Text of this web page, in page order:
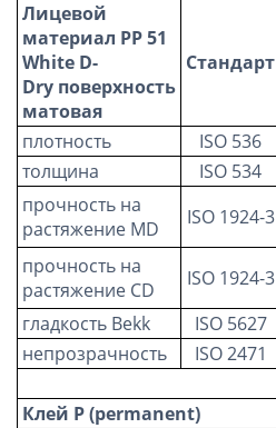
Лицевой
материал PP51
White D-
Dry поверхность
матовая
Стандарт
плотность ISO 536
толщина
ISO 534
прочность на
растяжение MD
ISO 1924-3
прочность на
растяжение CD
ISO 1924-3
гладкость Bekk
ISO 5627
непрозрачность
ISO 2471
Клей P (permanent)